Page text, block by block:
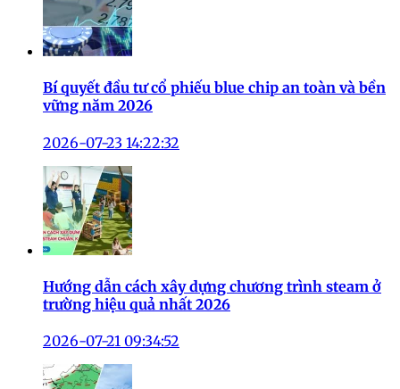
Bí quyết đầu tư cổ phiếu blue chip an toàn và bền
vững năm 2026
2026-07-23 14:22:32
Hướng dẫn cách xây dựng chương trình steam ở
trường hiệu quả nhất 2026
2026-07-21 09:34:52